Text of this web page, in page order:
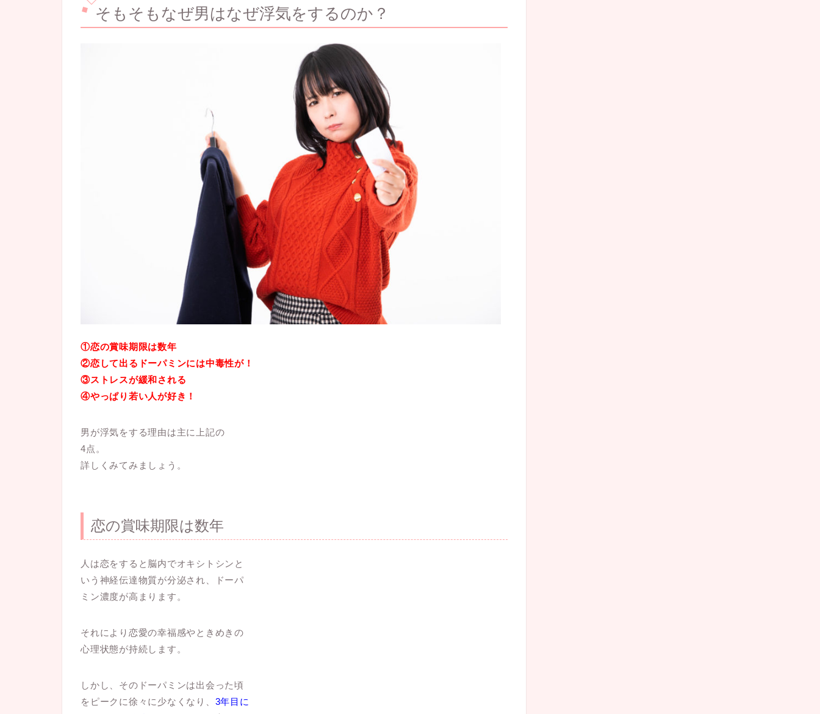
そもそもなぜ男はなぜ浮気をするのか？
①恋の賞味期限は数年
②恋して出るドーパミンには中毒性が！
③ストレスが緩和される
④やっぱり若い人が好き！
男が浮気をする理由は主に上記の
4点。
詳しくみてみましょう。
恋の賞味期限は数年
人は恋をすると脳内でオキシトシンと
いう神経伝達物質が分泌され、ドーパ
ミン濃度が高まります。
それにより恋愛の幸福感やときめきの
心理状態が持続します。
しかし、そのドーパミンは出会った頃
をピークに徐々に少なくなり、 3年目に